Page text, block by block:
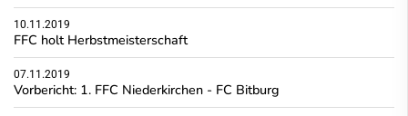
10.11.2019
FFC holt Herbstmeisterschaft
07.11.2019
Vorbericht: 1. FFC Niederkirchen - FC Bitburg